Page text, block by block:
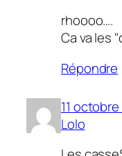
rhoooo….
Ca va les
Répondre
11
Lolo